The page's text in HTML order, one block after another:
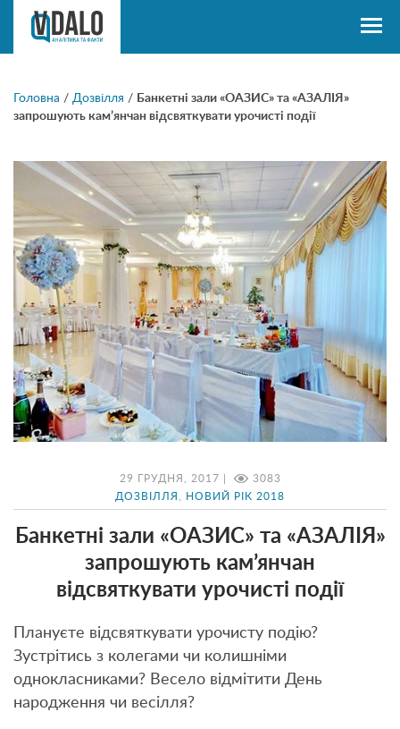
Головна / Дозвілля / Банкетні зали «ОАЗИС» та «АЗАЛІЯ»
запрошують кам’янчан відсвяткувати урочисті події
29 ГРУДНЯ, 2017 |
3083
ДОЗВІЛЛЯ
НОВИЙ РІК 2018
Банкетні зали «ОАЗИС» та «АЗАЛІЯ»
запрошують кам’янчан
відсвяткувати урочисті події
Плануєте відсвяткувати урочисту подію?
Зустрітись з колегами чи колишніми
однокласниками? Весело відмітити День
народження чи весілля?